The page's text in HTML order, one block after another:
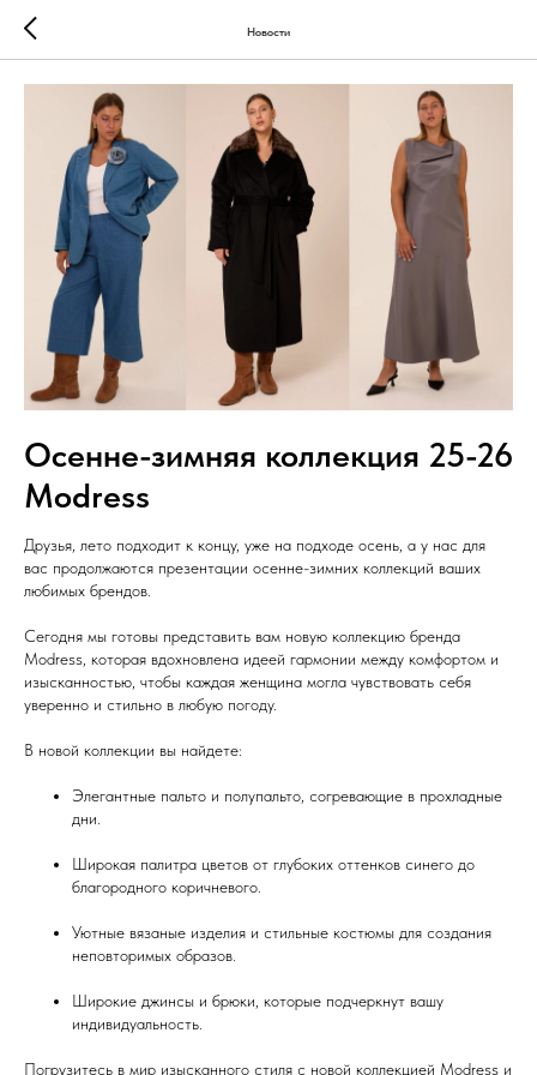
Новости
Осенне-зимняя коллекция 25-26
Modress
Друзья, лето подходит к концу, уже на подходе осень, а у нас для
вас продолжаются презентации осенне-зимних коллекций ваших
любимых брендов.
Сегодня мы готовы представить вам новую коллекцию бренда
Modress, которая вдохновлена идеей гармонии между комфортом и
изысканностью, чтобы каждая женщина могла чувствовать себя
уверенно и стильно в любую погоду.
В новой коллекции вы найдете:
Элегантные пальто и полупальто, согревающие в прохладные
дни.
Широкая палитра цветов от глубоких оттенков синего до
благородного коричневого.
Уютные вязаные изделия и стильные костюмы для создания
неповторимых образов.
Широкие джинсы и брюки, которые подчеркнут вашу
индивидуальность.
Погрузитесь в мир изысканного стиля с новой коллекцией Modress и